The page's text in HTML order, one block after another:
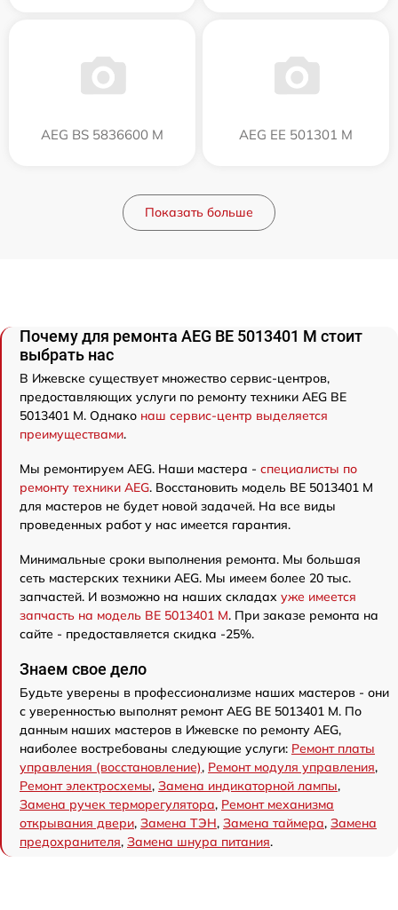
AEG BS 5836600 M AEG EE 501301 M
Показать больше
Почему для ремонта AEG BE 5013401 M стоит
выбрать нас
В Ижевске существует множество сервис-центров,
предоставляющих услуги по ремонту техники AEG BE
5013401 M. Однако наш сервис-центр выделяется
преимуществами.
Мы ремонтируем AEG. Наши мастера - специалисты по
ремонту техники AEG. Восстановить модель BE 5013401 M
для мастеров не будет новой задачей. На все виды
проведенных работ у нас имеется гарантия.
Минимальные сроки выполнения ремонта. Мы большая
сеть мастерских техники AEG. Мы имеем более 20 тыс.
запчастей. И возможно на наших складах уже имеется
запчасть на модель BE 5013401 M. При заказе ремонта на
сайте - предоставляется скидка -25%.
Знаем свое дело
Будьте уверены в профессионализме наших мастеров - они
с уверенностью выполнят ремонт AEG BE 5013401 M. По
данным наших мастеров в Ижевске по ремонту AEG,
наиболее востребованы следующие услуги: Ремонт платы
управления (восстановление), Ремонт модуля управления,
Ремонт электросхемы, Замена индикаторной лампы,
Замена ручек терморегулятора, Ремонт механизма
открывания двери, Замена ТЭН, Замена таймера, Замена
предохранителя, Замена шнура питания.